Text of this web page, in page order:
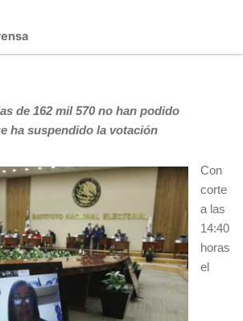
de 162 mil 570 no han podido
ha suspendido la votación
Con
corte
a las
14:40
horas
el